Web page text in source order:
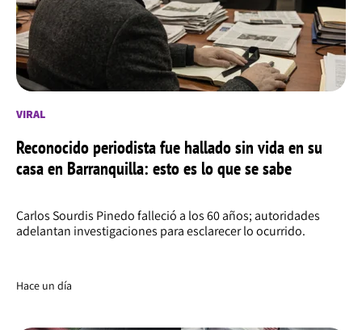
VIRAL
Reconocido periodista fue hallado sin vida en su
casa en Barranquilla: esto es lo que se sabe
Carlos Sourdis Pinedo falleció a los 60 años; autoridades
adelantan investigaciones para esclarecer lo ocurrido.
Hace un día